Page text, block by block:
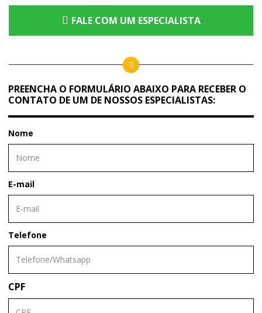
FALE COM UM ESPECIALISTA
PREENCHA O FORMULÁRIO ABAIXO PARA RECEBER O
CONTATO DE UM DE NOSSOS ESPECIALISTAS:
Nome
E-mail
Telefone
CPF